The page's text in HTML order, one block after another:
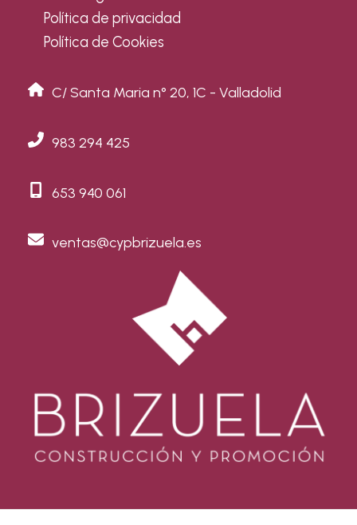
Política de privacidad
Política de Cookies
C/ Santa Maria n° 20, 1C - Valladolid
983 294 425
653 940 061
ventas@cypbrizuela.es